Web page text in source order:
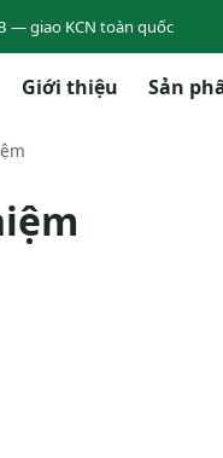
— giao KCN toàn quốc
Giới thiệu Sản